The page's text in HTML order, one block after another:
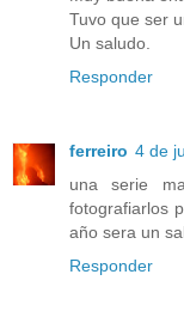
Tuvo que ser
Un saludo.
Responder
ferreiro 4 de
una serie
fotografiarlos
año sera un
Responder